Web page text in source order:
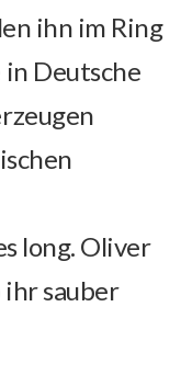
ihn im Ring
in Deutsche
long. Oliver
ihr sauber